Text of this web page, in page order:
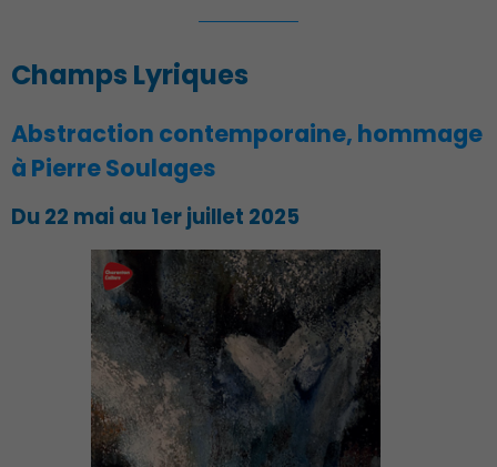
Champs Lyriques
Abstraction contemporaine, hommage
à Pierre Soulages
Du 22 mai au 1er juillet 2025